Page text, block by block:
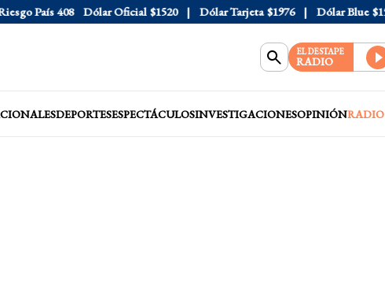
País 408 Dólar Oficial $1520 Dólar Tarjeta $1976 Dólar Blue $1530
EL DESTAPE
RADIO
DEPORTESESPECTÁCULOSINVESTIGACIONESOPINIÓNRADIO